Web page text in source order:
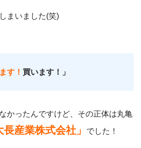
まいました(笑)
す！ 買います！」
かったんですけど、その正体は丸亀
長産業株式会社」 でした！